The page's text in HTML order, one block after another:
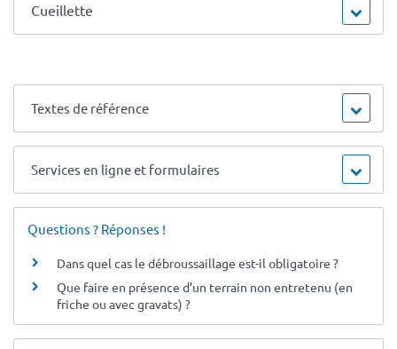
Cueillette
Textes de référence
Services en ligne et formulaires
Questions ? Réponses !
Dans quel cas le débroussaillage est-il obligatoire ?
Que faire en présence d’un terrain non entretenu (en
friche ou avec gravats) ?